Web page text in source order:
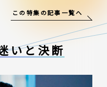
この特集の記事一覧へ
いと決断